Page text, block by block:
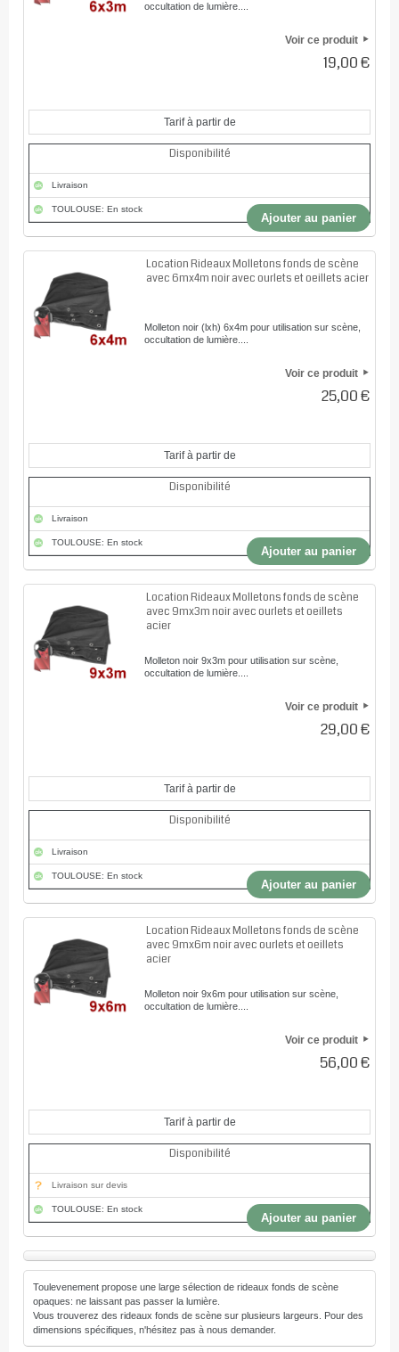
occultation de lumière....
Voir ce produit
19,00 €
Tarif à partir de
Disponibilité
Livraison
TOULOUSE: En stock
Ajouter au panier
Location Rideaux Molletons fonds de scène
avec 6mx4m noir avec ourlets et oeillets acier
Molleton noir (lxh) 6x4m pour utilisation sur scène,
occultation de lumière....
Voir ce produit
25,00 €
Tarif à partir de
Disponibilité
Livraison
TOULOUSE: En stock
Ajouter au panier
Location Rideaux Molletons fonds de scène
avec 9mx3m noir avec ourlets et oeillets
acier
Molleton noir 9x3m pour utilisation sur scène,
occultation de lumière....
Voir ce produit
29,00 €
Tarif à partir de
Disponibilité
Livraison
TOULOUSE: En stock
Ajouter au panier
Location Rideaux Molletons fonds de scène
avec 9mx6m noir avec ourlets et oeillets
acier
Molleton noir 9x6m pour utilisation sur scène,
occultation de lumière....
Voir ce produit
56,00 €
Tarif à partir de
Disponibilité
Livraison sur devis
TOULOUSE: En stock
Ajouter au panier
Toulevenement propose une large sélection de rideaux fonds de scène
opaques: ne laissant pas passer la lumière.
Vous trouverez des rideaux fonds de scène sur plusieurs largeurs. Pour des
dimensions spécifiques, n'hésitez pas à nous demander.